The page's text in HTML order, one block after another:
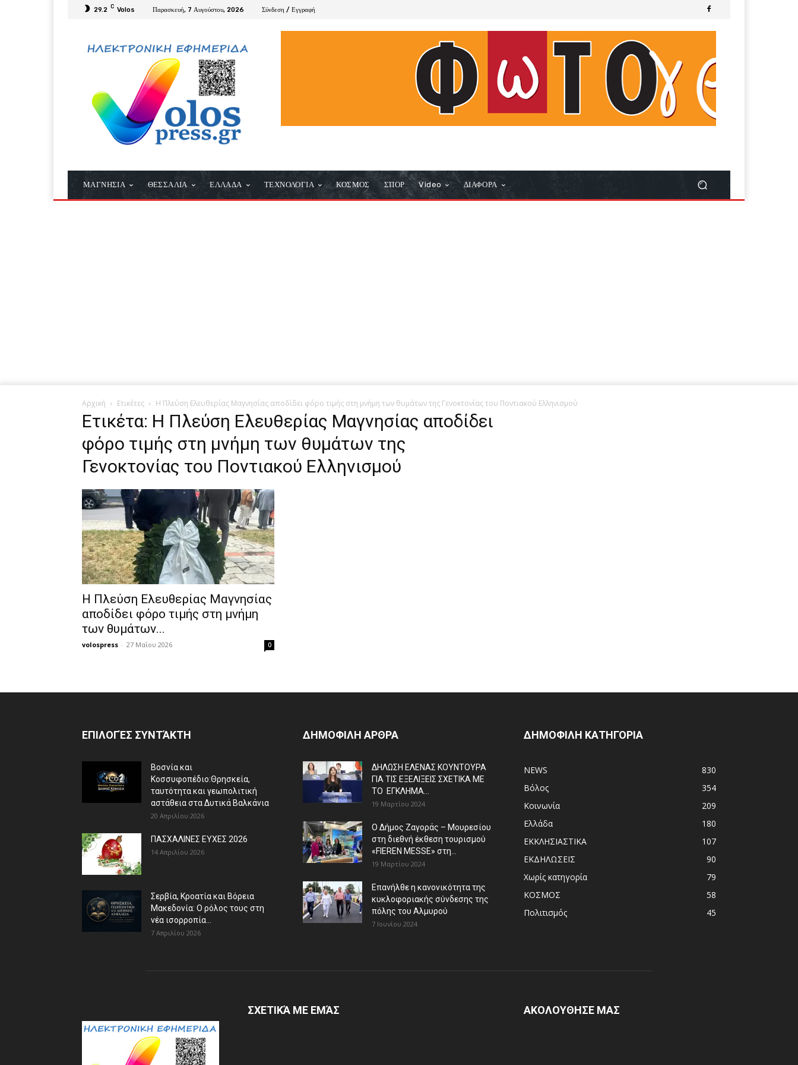
29.2 C Volos Παρασκευή, 7 Αυγούστου, 2026 Σύνδεση / Εγγραφή
ΜΑΓΝΗΣΙΑ ΘΕΣΣΑΛΙΑ ΕΛΛΑΔΑ ΤΕΧΝΟΛΟΓΙΑ ΚΟΣΜΟΣ ΣΠΟΡ Video ΔΙΑΦΟΡΑ
Αρχική Ετικέτες Η Πλεύση Ελευθερίας Μαγνησίας αποδίδει φόρο τιμής στη μνήμη των θυμάτων της Γενοκτονίας του Ποντιακού Ελληνισμού
Ετικέτα: Η Πλεύση Ελευθερίας Μαγνησίας αποδίδει
φόρο τιμής στη μνήμη των θυμάτων της
Γενοκτονίας του Ποντιακού Ελληνισμού
Η Πλεύση Ελευθερίας Μαγνησίας
αποδίδει φόρο τιμής στη μνήμη
των θυμάτων...
volospress - 27 Μαΐου 2026 0
ΕΠΙΛΟΓΈΣ ΣΥΝΤΆΚΤΗ
Βοσνία και
Κοσσυφοπέδιο:Θρησκεία,
ταυτότητα και γεωπολιτική
αστάθεια στα Δυτικά Βαλκάνια
20 Απριλίου 2026
ΠΑΣΧΑΛΙΝΕΣ ΕΥΧΕΣ 2026
14 Απριλίου 2026
Σερβία, Κροατία και Βόρεια
Μακεδονία: Ο ρόλος τους στη
νέα ισορροπία...
7 Απριλίου 2026
ΔΗΜΟΦΙΛΗ ΑΡΘΡΑ
ΔΗΛΩΣΗ ΕΛΕΝΑΣ ΚΟΥΝΤΟΥΡΑ
ΓΙΑ ΤΙΣ ΕΞΕΛΙΞΕΙΣ ΣΧΕΤΙΚΑ ΜΕ
ΤΟ ΕΓΚΛΗΜΑ...
19 Μαρτίου 2024
Ο Δήμος Ζαγοράς – Μουρεσίου
στη διεθνή έκθεση τουρισμού
«FIEREN MESSE» στη...
19 Μαρτίου 2024
Επανήλθε η κανονικότητα της
κυκλοφοριακής σύνδεσης της
πόλης του Αλμυρού
7 Ιουνίου 2024
ΔΗΜΟΦΙΛΗ ΚΑΤΗΓΟΡΙΑ
NEWS
830
Βόλος
354
Κοινωνία
209
Ελλάδα
180
ΕΚΚΛΗΣΙΑΣΤΙΚΑ
107
ΕΚΔΗΛΩΣΕΙΣ
90
Χωρίς κατηγορία
79
ΚΟΣΜΟΣ
58
Πολιτισμός
45
ΣΧΕΤΙΚΆ ΜΕ ΕΜΆΣ ΑΚΟΛΟΥΘΗΣΕ ΜΑΣ